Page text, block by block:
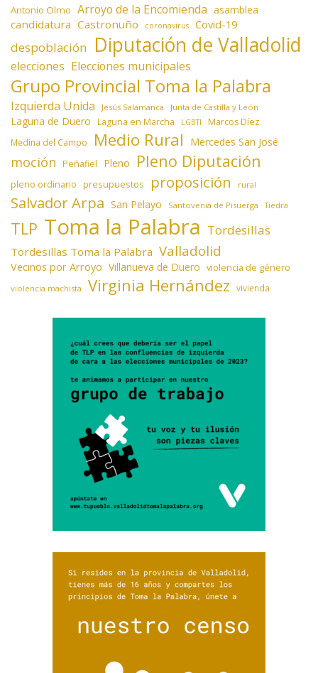
Antonio Olmo Arroyo de la Encomienda asamblea
candidatura Castronuño coronavirus Covid-19
despoblación Diputación de Valladolid
elecciones Elecciones municipales
Grupo Provincial Toma la Palabra
Izquierda Unida Jesús Salamanca Junta de Castilla y León
Laguna de Duero Laguna en Marcha LGBTI Marcos Díez
Medina del Campo Medio Rural Mercedes San José
moción Peñafiel Pleno Pleno Diputación
pleno ordinario presupuestos proposición rural
Salvador Arpa San Pelayo Santovenia de Pisuerga Tiedra
TLP Toma la Palabra Tordesillas
Tordesillas Toma la Palabra Valladolid
Vecinos por Arroyo Villanueva de Duero violencia de género
violencia machista Virginia Hernández vivienda